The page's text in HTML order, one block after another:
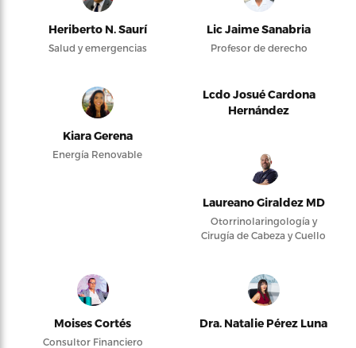
Heriberto N. Saurí
Salud y emergencias
Lic Jaime Sanabria
Profesor de derecho
Kiara Gerena
Energía Renovable
Lcdo Josué Cardona
Hernández
Laureano Giraldez MD
Otorrinolaringología y
Cirugía de Cabeza y Cuello
Moises Cortés
Consultor Financiero
Dra. Natalie Pérez Luna